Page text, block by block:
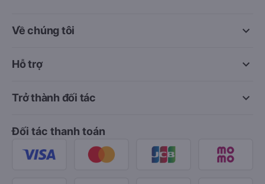
keyboard_arrow_down
Về chúng tôi
keyboard_arrow_down
Hỗ trợ
keyboard_arrow_down
Trở thành đối tác
Đối tác thanh toán